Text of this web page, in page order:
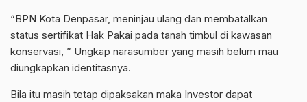
“BPN Kota Denpasar, meninjau ulang dan membatalkan
status sertifikat Hak Pakai pada tanah timbul di kawasan
konservasi, ” Ungkap narasumber yang masih belum mau
diungkapkan identitasnya.
Bila itu masih tetap dipaksakan maka Investor dapat